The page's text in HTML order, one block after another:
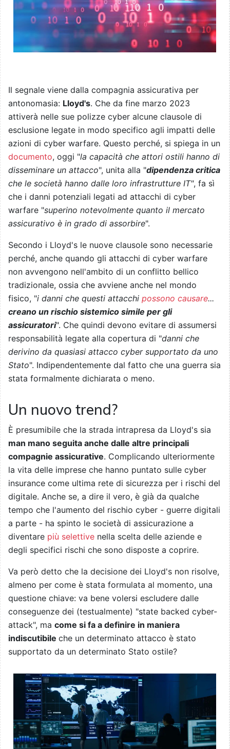
Il segnale viene dalla compagnia assicurativa per
antonomasia: Lloyd's. Che da fine marzo 2023
attiverà nelle sue polizze cyber alcune clausole di
esclusione legate in modo specifico agli impatti delle
azioni di cyber warfare. Questo perché, si spiega in un
documento, oggi "la capacità che attori ostili hanno di
disseminare un attacco", unita alla "dipendenza critica
che le società hanno dalle loro infrastrutture IT", fa sì
che i danni potenziali legati ad attacchi di cyber
warfare "superino notevolmente quanto il mercato
assicurativo è in grado di assorbire".
Secondo i Lloyd's le nuove clausole sono necessarie
perché, anche quando gli attacchi di cyber warfare
non avvengono nell'ambito di un conflitto bellico
tradizionale, ossia che avviene anche nel mondo
fisico, "i danni che questi attacchi possono causare...
creano un rischio sistemico simile per gli
assicuratori". Che quindi devono evitare di assumersi
responsabilità legate alla copertura di "danni che
derivino da quasiasi attacco cyber supportato da uno
Stato". Indipendentemente dal fatto che una guerra sia
stata formalmente dichiarata o meno.
Un nuovo trend?
È presumibile che la strada intrapresa da Lloyd's sia
man mano seguita anche dalle altre principali
compagnie assicurative. Complicando ulteriormente
la vita delle imprese che hanno puntato sulle cyber
insurance come ultima rete di sicurezza per i rischi del
digitale. Anche se, a dire il vero, è già da qualche
tempo che l'aumento del rischio cyber - guerre digitali
a parte - ha spinto le società di assicurazione a
diventare più selettive nella scelta delle aziende e
degli specifici rischi che sono disposte a coprire.
Va però detto che la decisione dei Lloyd's non risolve,
almeno per come è stata formulata al momento, una
questione chiave: va bene volersi escludere dalle
conseguenze dei (testualmente) "state backed cyber-
attack", ma come si fa a definire in maniera
indiscutibile che un determinato attacco è stato
supportato da un determinato Stato ostile?